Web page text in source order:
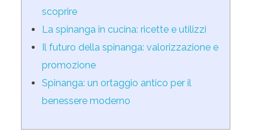
scoprire
La spinanga in cucina: ricette e utilizzi
Il futuro della spinanga: valorizzazione e
promozione
Spinanga: un ortaggio antico per il
benessere moderno